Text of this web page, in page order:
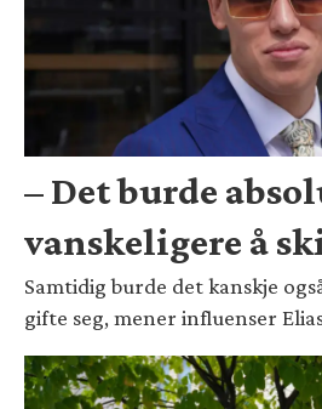
– Det burde
vanskeligere å
Samtidig burde det kanskje
gifte seg, mener influenser